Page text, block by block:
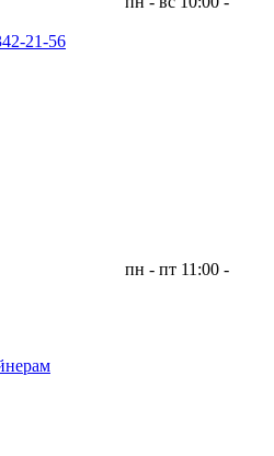
21-56
пн - пт 11:00 -